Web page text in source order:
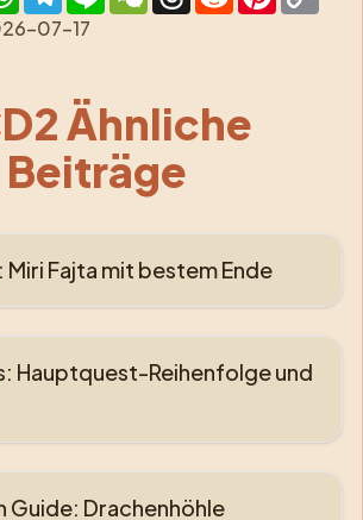
07-17
Ähnliche
Beiträge
Miri Fajta mit bestem Ende
Hauptquest-Reihenfolge und
Guide: Drachenhöhle